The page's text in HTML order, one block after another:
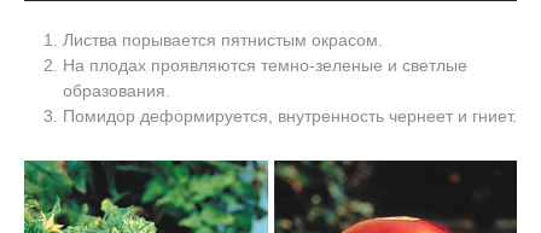
Листва порывается пятнистым окрасом.
На плодах проявляются темно-зеленые и светлые
образования.
Помидор деформируется, внутренность чернеет и гниет.